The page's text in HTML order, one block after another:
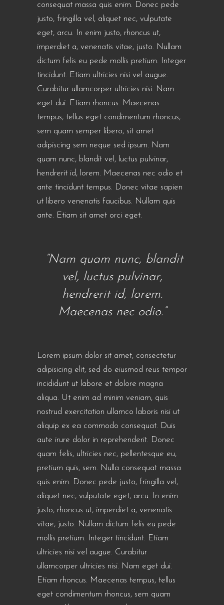
consequat massa quis enim. Donec pede
justo, fringilla vel, aliquet nec, vulputate
eget, arcu. In enim justo, rhoncus ut,
imperdiet a, venenatis vitae, justo. Nullam
dictum felis eu pede mollis pretium. Integer
tincidunt. Etiam ultricies nisi vel augue.
Curabitur ullamcorper ultricies nisi. Nam
eget dui. Etiam rhoncus. Maecenas
tempus, tellus eget condimentum rhoncus,
sem quam semper libero, sit amet
adipiscing sem neque sed ipsum. Nam
quam nunc, blandit vel, luctus pulvinar,
hendrerit id, lorem. Maecenas nec odio et
ante tincidunt tempus. Donec vitae sapien
ut libero venenatis faucibus. Nullam quis
ante. Etiam sit amet orci eget.
“Nam quam nunc, blandit
vel, luctus pulvinar,
hendrerit id, lorem.
Maecenas nec odio.”
Lorem ipsum dolor sit amet, consectetur
adipisicing elit, sed do eiusmod reus tempor
incididunt ut labore et dolore magna
aliqua. Ut enim ad minim veniam, quis
nostrud exercitation ullamco laboris nisi ut
aliquip ex ea commodo consequat. Duis
aute irure dolor in reprehenderit. Donec
quam felis, ultricies nec, pellentesque eu,
pretium quis, sem. Nulla consequat massa
quis enim. Donec pede justo, fringilla vel,
aliquet nec, vulputate eget, arcu. In enim
justo, rhoncus ut, imperdiet a, venenatis
vitae, justo. Nullam dictum felis eu pede
mollis pretium. Integer tincidunt. Etiam
ultricies nisi vel augue. Curabitur
ullamcorper ultricies nisi. Nam eget dui.
Etiam rhoncus. Maecenas tempus, tellus
eget condimentum rhoncus, sem quam